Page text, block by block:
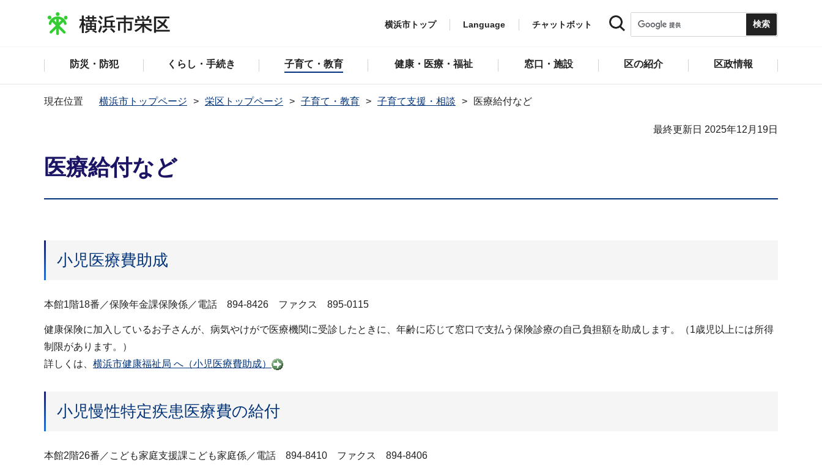
横浜市トップ Language チャットボット
防災・防犯 くらし・手続き 子育て・教育 健康・医療・福祉 窓口・施設 区の紹介 区政情報
現在位置 横浜市トップページ 栄区トップページ 子育て・教育 子育て支援・相談 医療給付など
最終更新日 2025年12月19日
医療給付など
小児医療費助成
本館1階18番／保険年金課保険係／電話 894-8426 ファクス 895-0115
健康保険に加入しているお子さんが、病気やけがで医療機関に受診したときに、年齢に応じて窓口で支払う保険診療の自己負担額を助成します。（1歳児以上には所得
制限があります。）
詳しくは、 横浜市健康福祉局 へ（小児医療費助成）
小児慢性特定疾患医療費の給付
本館2階26番／こども家庭支援課こども家庭係／電話 894-8410 ファクス 894-8406